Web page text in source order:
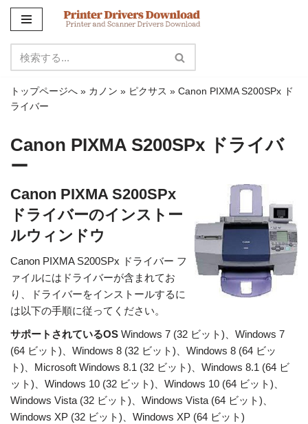
ン
テ
ン
ツ
ス
キ
ッ
トップページへ » カノン » ピクサス » Canon PIXMA S200SPx ド
ライバー
Canon PIXMA S200SPx ドライバ
ー
Canon PIXMA S200SPx
ドライバーのインストー
ルウィンドウ
Canon PIXMA S200SPx ドライバー フ
ァイルにはドライバーが含まれてお
り、ドライバーをインストールするに
は以下の手順に従ってください。
サポートされているOS Windows 7 (32 ビット)、Windows 7
(64 ビット)、Windows 8 (32 ビット)、Windows 8 (64 ビッ
ト)、Microsoft Windows 8.1 (32 ビット)、Windows 8.1 (64 ビ
ット)、Windows 10 (32 ビット)、Windows 10 (64 ビット)、
Windows Vista (32 ビット)、Windows Vista (64 ビット)、
Windows XP (32 ビット)、Windows XP (64 ビット)